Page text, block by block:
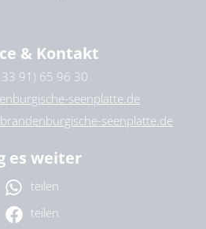
& Kontakt
33 91) 65 96 30
seenplatte.de
seenplatte.de
es weiter
teilen
teilen